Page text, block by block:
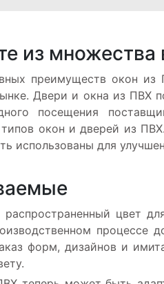
из множества
преимуществ окон из
Двери и окна из ПВХ
посещения
окон и дверей из
использованы для
цвет
процессе
форм, дизайнов и